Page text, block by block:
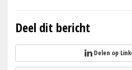
Deel dit bericht
Delen op